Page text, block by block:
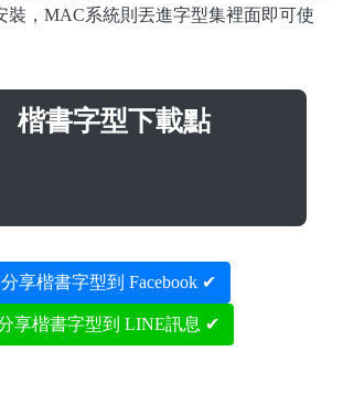
裝，MAC系統則丟進字型集裡面即可使
楷書字型下載點
分享楷書字型到 Facebook ✔
享楷書字型到 LINE訊息 ✔